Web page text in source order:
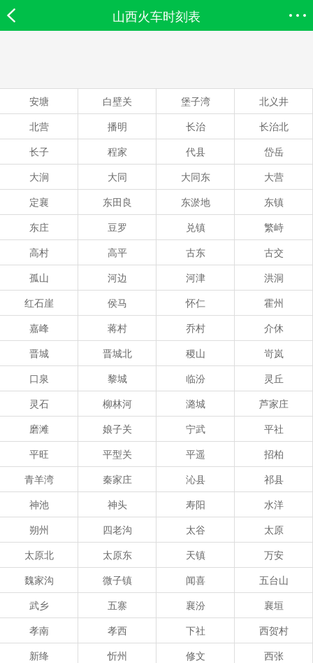
山西火车时刻表
安塘 白壁关 堡子湾
北义井
北营
播明 长治
长治北
长子
程家 代县
岱岳
大涧
大同 大同东
大营
定襄
东田良 东淤地
东镇
东庄
豆罗 兑镇
繁峙
高村
高平 古东
古交
孤山
河边 河津
洪洞
红石崖
侯马 怀仁
霍州
嘉峰
蒋村 乔村
介休
晋城
晋城北 稷山
岢岚
口泉
黎城 临汾
灵丘
灵石
柳林河 潞城
芦家庄
磨滩
娘子关 宁武
平社
平旺
平型关 平遥
招柏
青羊湾
秦家庄 沁县
祁县
神池
神头 寿阳
水洋
朔州
四老沟 太谷
太原
太原北
太原东 天镇
万安
魏家沟
微子镇 闻喜
五台山
武乡
五寨 襄汾
襄垣
孝南
孝西 下社
西贺村
新绛
忻州 修文
西张